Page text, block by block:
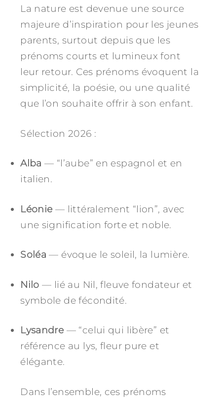
La nature est devenue une source
majeure d’inspiration pour les jeunes
parents, surtout depuis que les
prénoms courts et lumineux font
leur retour. Ces prénoms évoquent la
simplicité, la poésie, ou une qualité
que l’on souhaite offrir à son enfant.
Sélection 2026 :
Alba — “l’aube” en espagnol et en
italien.
Léonie— littéralement “lion”, avec
une signification forte et noble.
Soléa — évoque le soleil, la lumière.
Nilo — lié au Nil, fleuve fondateur et
symbole de fécondité.
Lysandre— “celui qui libère” et
référence au lys, fleur pure et
élégante.
Dans l’ensemble, ces prénoms